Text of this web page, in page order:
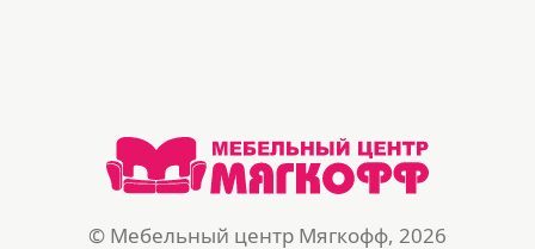
© Мебельный центр Мягкофф, 2026